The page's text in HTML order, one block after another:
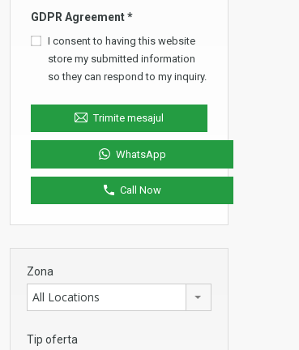
GDPR Agreement*
I consent to having this website
store my submitted information
so they can respond to my inquiry.
Trimite mesajul
WhatsApp
Call Now
Zona
All Locations
Tip oferta